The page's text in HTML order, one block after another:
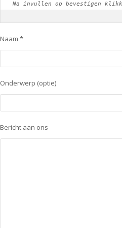
Na invullen op bevestigen
Naam *
Onderwerp (optie)
Bericht aan ons